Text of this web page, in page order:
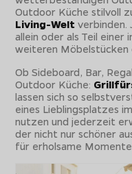
Outdoor Küche stilvoll
Living-Welt verbinden.
allein oder als Teil einer
weiteren Möbelstücken
Ob Sideboard, Bar,
Outdoor Küche:
lassen sich so
eines Lieblingsplatzes
nutzen und jederzeit
der nicht nur schöner
für erholsame